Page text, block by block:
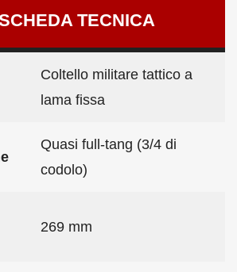
TECNICA
Coltello militare tattico a
lama fissa
Quasi full-tang (3/4 di
codolo)
269 mm